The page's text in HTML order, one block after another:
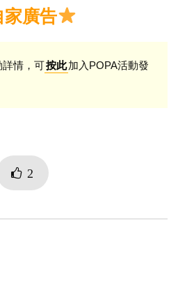
家廣告
詳情，可按此加入POPA活動發
2